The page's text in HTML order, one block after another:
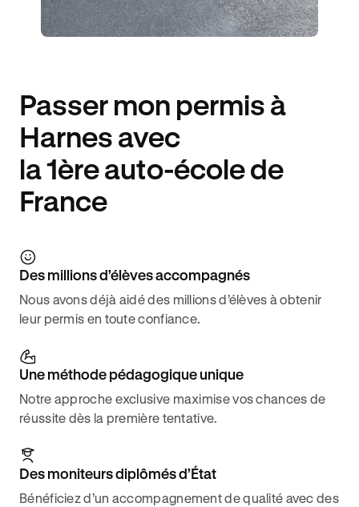
Passer mon permis à
Harnes avec
la 1ère auto-école de
France
Des millions d’élèves accompagnés
Nous avons déjà aidé des millions d’élèves à obtenir
leur permis en toute confiance.
Une méthode pédagogique unique
Notre approche exclusive maximise vos chances de
réussite dès la première tentative.
Des moniteurs diplômés d’État
Bénéficiez d’un accompagnement de qualité avec des